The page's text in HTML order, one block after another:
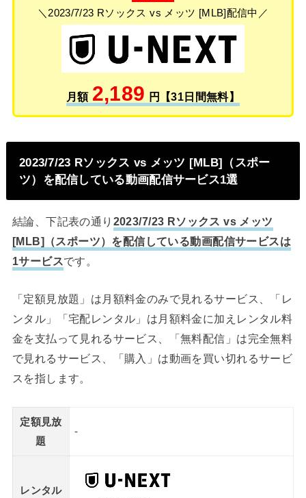
＼2023/7/23 Rソックス vs メッツ [MLB]配信中／
月額 2,189 円【31日間無料】
2023/7/23 Rソックス vs メッツ [MLB]（スポー
ツ）を配信している動画配信サービス1選
結論、下記表の通り 2023/7/23 Rソックス vs メッツ
[MLB]（スポーツ）を配信している動画配信サービスは
1サービスです。
「定額見放題」は月額料金のみで見れるサービス、「レ
ンタル」「宅配レンタル」は月額料金に加えレンタル料
金を支払って見れるサービス、「無料配信」は完全無料
で見れるサービス、「購入」は動画を買い切れるサービ
スを指します。
定額見放
題
-
レンタル